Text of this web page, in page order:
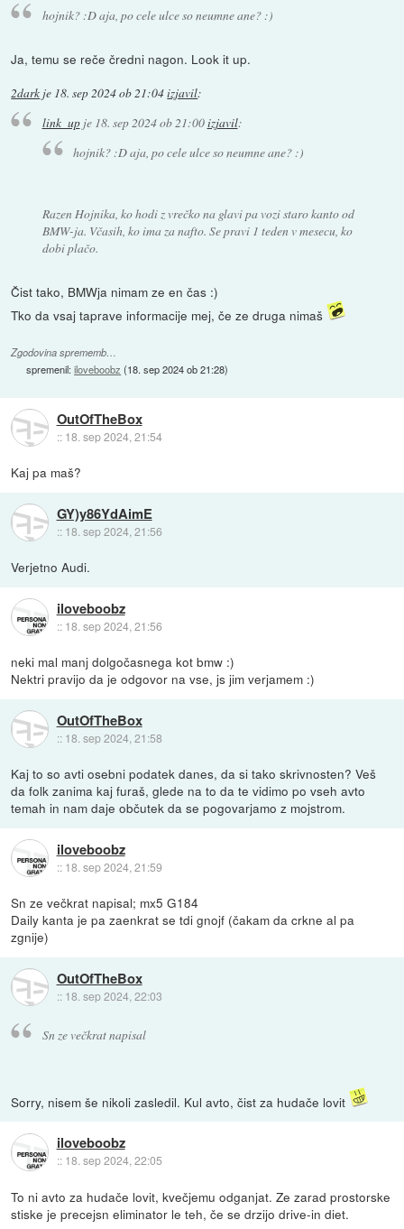
hojnik? :D aja, po cele ulce so neumne ane? :)
Ja, temu se reče čredni nagon. Look it up.
2dark je 18. sep 2024 ob 21:04izjavil:
link_upje 18. sep 2024 ob 21:00izjavil:
hojnik? :D aja, po cele ulce so neumne ane? :)
Razen Hojnika, ko hodi z vrečko na glavi pa vozi staro kanto od
BMW-ja. Včasih, ko ima za nafto. Se pravi 1 teden v mesecu, ko
dobi plačo.
Čist tako, BMWja nimam ze en čas :)
Tko da vsaj taprave informacije mej, če ze druga nimaš
Zgodovina sprememb…
spremenil:iloveboobz (18. sep 2024 ob 21:28)
OutOfTheBox
:: 18. sep 2024, 21:54
Kaj pa maš?
GY)y86YdAimE
:: 18. sep 2024, 21:56
Verjetno Audi.
iloveboobz
:: 18. sep 2024, 21:56
neki mal manj dolgočasnega kot bmw :)
Nektri pravijo da je odgovor na vse, js jim verjamem :)
OutOfTheBox
:: 18. sep 2024, 21:58
Kaj to so avti osebni podatek danes, da si tako skrivnosten? Veš
da folk zanima kaj furaš, glede na to da te vidimo po vseh avto
temah in nam daje občutek da se pogovarjamo z mojstrom.
iloveboobz
:: 18. sep 2024, 21:59
Sn ze večkrat napisal; mx5 G184
Daily kanta je pa zaenkrat se tdi gnojf (čakam da crkne al pa
zgnije)
OutOfTheBox
:: 18. sep 2024, 22:03
Sn ze večkrat napisal
Sorry, nisem še nikoli zasledil. Kul avto, čist za hudače lovit
iloveboobz
:: 18. sep 2024, 22:05
To ni avto za hudače lovit, kvečjemu odganjat. Ze zarad prostorske
stiske je precejsn eliminator le teh, če se drzijo drive-in diet.